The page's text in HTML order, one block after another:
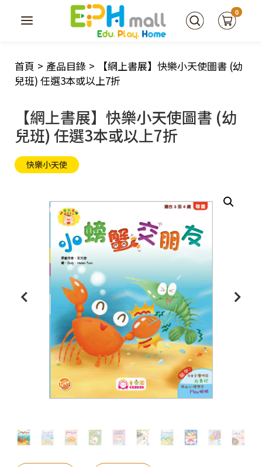
0
首頁 > 產品目錄 >
【網上書展】快樂小天使圖書 (幼
兒班) 任選3本或以上7折
【網上書展】快樂小天使圖書 (幼
兒班) 任選3本或以上7折
快樂小天使